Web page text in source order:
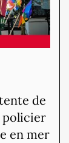
de
policier
en mer